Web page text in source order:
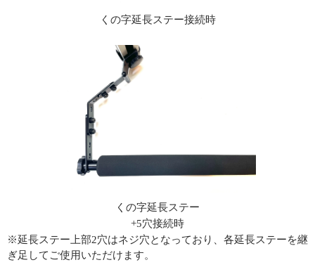
くの字延長ステー接続時
くの字延長ステー
+5穴接続時
※延長ステー上部2穴はネジ穴となっており、各延長ステーを継
ぎ足してご使用いただけます。